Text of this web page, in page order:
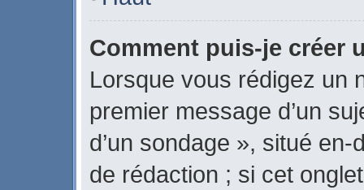
Comment puis-je créer
Lorsque vous rédigez un
premier message d’un
d’un sondage », situé
de rédaction ; si cet